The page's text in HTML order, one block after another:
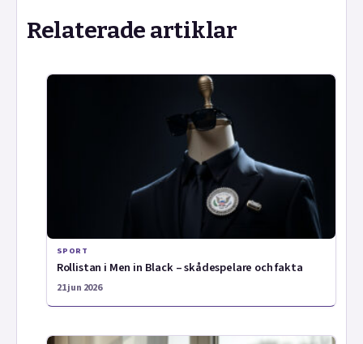
Relaterade artiklar
SPORT
Rollistan i Men in Black – skådespelare och fakta
21 jun 2026